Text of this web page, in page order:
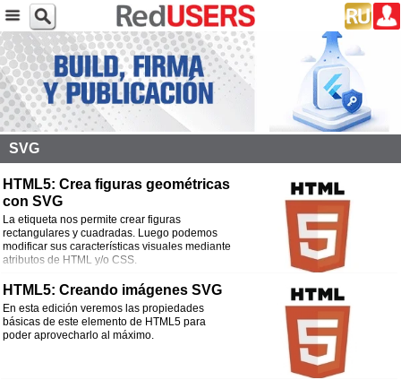
SVG
HTML5: Crea figuras geométricas
con SVG
La etiqueta nos permite crear figuras
rectangulares y cuadradas. Luego podemos
modificar sus características visuales mediante
atributos de HTML y/o CSS.
HTML5: Creando imágenes SVG
En esta edición veremos las propiedades
básicas de este elemento de HTML5 para
poder aprovecharlo al máximo.